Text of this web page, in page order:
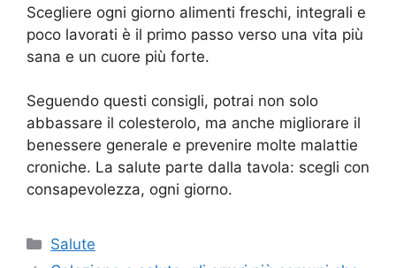
Scegliere ogni giorno alimenti freschi, integrali e
poco lavorati è il primo passo verso una vita più
sana e un cuore più forte.
Seguendo questi consigli, potrai non solo
abbassare il colesterolo, ma anche migliorare il
benessere generale e prevenire molte malattie
croniche. La salute parte dalla tavola: scegli con
consapevolezza, ogni giorno.
Categorie
Salute